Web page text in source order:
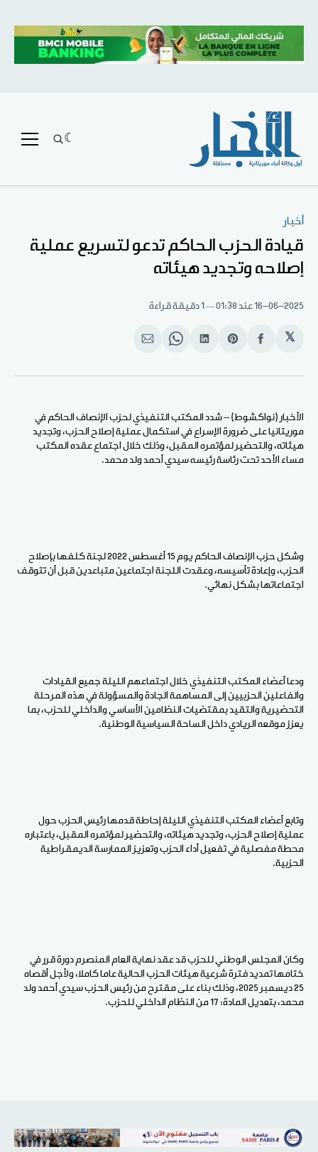
أخبار
قيادة الحزب الحاكم تدعو لتسريع عملية
إصلاحه وتجديد هيئاته
16-06-2025 عند 01:38 1 دقيقة قراءة
𝕏
انشر
الفيسبوك
Share
Pinterest
انشر
لينكد
Share
WhatsApp
انشر
الإيميل
الأخبار (نواكشوط) – شدد المكتب التنفيذي لحزب الإنصاف الحاكم في
موريتانيا على ضرورة الإسراع في استكمال عملية إصلاح الحزب، وتجديد
هيئاته، والتحضير لمؤتمره المقبل، وذلك خلال اجتماع عقده المكتب
مساء الأحد تحت رئاسة رئيسه سيدي أحمد ولد محمد.
وشكل حزب الإنصاف الحاكم يوم 15 أغسطس 2022 لجنة كلفها بإصلاح
الحزب، وإعادة تأسيسه، وعقدت اللجنة اجتماعين متباعدين قبل أن تتوقف
اجتماعاتها بشكل نهائي.
ودعا أعضاء المكتب التنفيذي خلال اجتماعهم الليلة جميع القيادات
والفاعلين الحزبيين إلى المساهمة الجادة والمسؤولة في هذه المرحلة
التحضيرية والتقيد بمقتضيات النظامين الأساسي والداخلي للحزب، بما
يعزز موقعه الريادي داخل الساحة السياسية الوطنية.
وتابع أعضاء المكتب التنفيذي الليلة إحاطة قدمها رئيس الحزب حول
عملية إصلاح الحزب، وتجديد هيئاته، والتحضير لمؤتمره المقبل، باعتباره
محطة مفصلية في تفعيل أداء الحزب وتعزيز الممارسة الديمقراطية
الحزبية.
وكان المجلس الوطني للحزب قد عقد نهاية العام المنصرم دورة قرر في
ختامها تمديد فترة شرعية هيئات الحزب الحالية عاما كاملا، ولأجل أقصاه
25 ديسمبر 2025، وذلك بناء على مقترح من رئيس الحزب سيدي أحمد ولد
محمد، بتعديل المادة: 17 من النظام الداخلي للحزب.